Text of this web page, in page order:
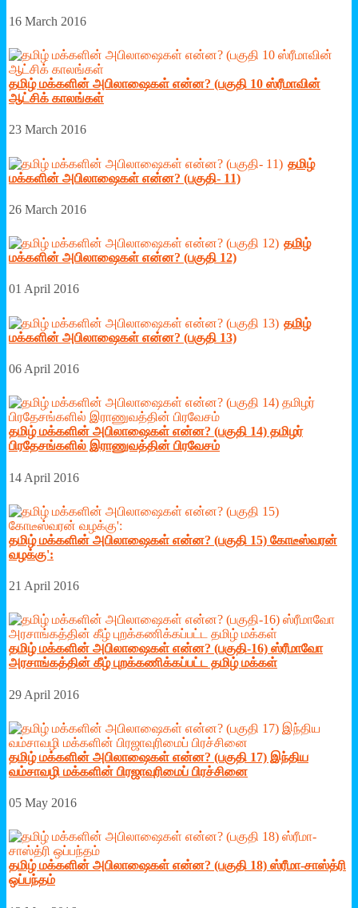
16 March 2016
தமிழ் மக்களின் அபிலாஷைகள் என்ன? (பகுதி 10 ஸ்ரீமாவின்
ஆட்சிக் காலங்கள்
23 March 2016
தமிழ்
மக்களின் அபிலாஷைகள் என்ன? (பகுதி- 11)
26 March 2016
தமிழ்
மக்களின் அபிலாஷைகள் என்ன? (பகுதி 12)
01 April 2016
தமிழ்
மக்களின் அபிலாஷைகள் என்ன? (பகுதி 13)
06 April 2016
தமிழ் மக்களின் அபிலாஷைகள் என்ன? (பகுதி 14) தமிழர்
பிரதேசங்களில் இராணுவத்தின் பிரவேசம்
14 April 2016
தமிழ் மக்களின் அபிலாஷைகள் என்ன? (பகுதி 15) கோடீஸ்வரன்
வழக்கு':
21 April 2016
தமிழ் மக்களின் அபிலாஷைகள் என்ன? (பகுதி-16) ஸ்ரீமாவோ
அரசாங்கத்தின் கீழ் புறக்கணிக்கப்பட்ட தமிழ் மக்கள்
29 April 2016
தமிழ் மக்களின் அபிலாஷைகள் என்ன? (பகுதி 17) இந்திய
வம்சாவழி மக்களின் பிரஜாவுரிமைப் பிரச்சினை
05 May 2016
தமிழ் மக்களின் அபிலாஷைகள் என்ன? (பகுதி 18) ஸ்ரீமா-சாஸ்த்ரி
ஒப்பந்தம்